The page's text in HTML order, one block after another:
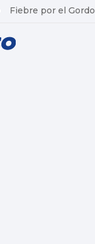
Fiebre por el Gordo